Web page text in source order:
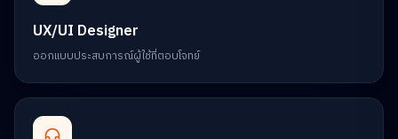
UX/UI Designer
ออกแบบประสบการณ์ผู้ใช้ที่ตอบโจทย์